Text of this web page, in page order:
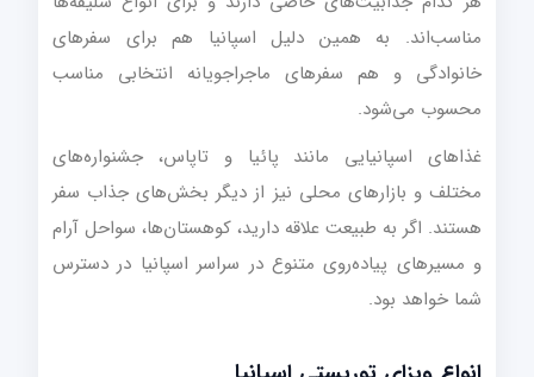
مناسب‌اند. به همین دلیل اسپانیا هم برای سفرهای
خانوادگی و هم سفرهای ماجراجویانه انتخابی مناسب
محسوب می‌شود.
غذاهای اسپانیایی مانند پائیا و تاپاس، جشنواره‌های
مختلف و بازارهای محلی نیز از دیگر بخش‌های جذاب سفر
هستند. اگر به طبیعت علاقه دارید، کوهستان‌ها، سواحل آرام
و مسیرهای پیاده‌روی متنوع در سراسر اسپانیا در دسترس
شما خواهد بود.